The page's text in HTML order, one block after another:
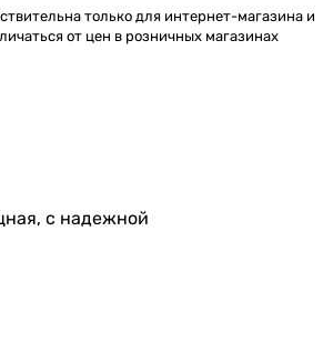
только для интернет-магазина и
от цен в розничных магазинах
с надежной